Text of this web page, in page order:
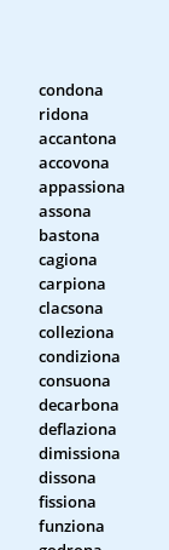
condona
ridona
accantona
accovona
appassiona
assona
bastona
cagiona
carpiona
clacsona
colleziona
condiziona
consuona
decarbona
deflaziona
dimissiona
dissona
fissiona
funziona